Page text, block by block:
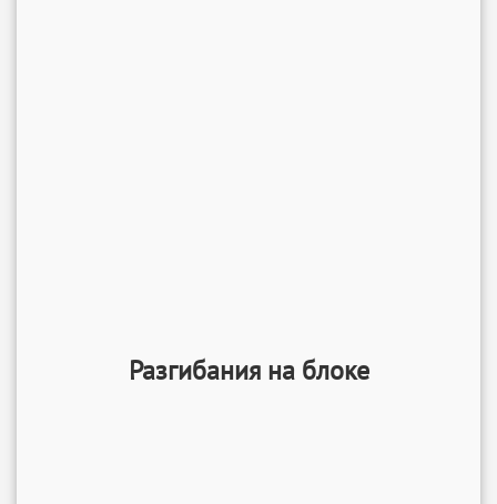
Разгибания на блоке